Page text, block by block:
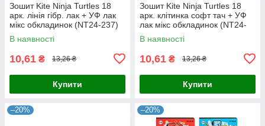
Зошит Kite Ninja Turtles 18
арк. лінія гібр. лак + УФ лак
мікс обкладинок (NT24-237)
В наявності
10,61 ₴ 13,26 ₴
Купити
Зошит Kite Ninja Turtles 18
арк. клітинка софт тач + УФ
лак мікс обкладинок (NT24-
236)
В наявності
10,61 ₴ 13,26 ₴
Купити
–20% –20%